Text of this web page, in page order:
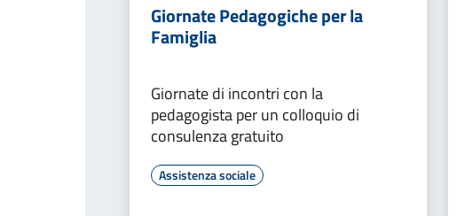
Giornate Pedagogiche per la
Famiglia
Giornate di incontri con la
pedagogista per un colloquio di
consulenza gratuito
Assistenza sociale